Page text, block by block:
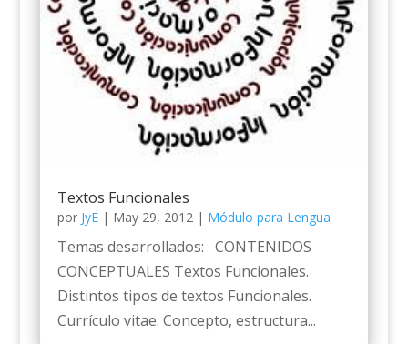
Textos Funcionales
por JyE| May 29, 2012| Módulo para Lengua
Temas desarrollados: CONTENIDOS
CONCEPTUALES Textos Funcionales.
Distintos tipos de textos Funcionales.
Currículo vitae. Concepto, estructura...